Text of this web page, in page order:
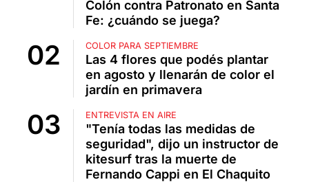
Colón contra Patronato en Santa
Fe: ¿cuándo se juega?
COLOR PARA SEPTIEMBRE
Las 4 flores que podés plantar
en agosto y llenarán de color el
jardín en primavera
ENTREVISTA EN AIRE
"Tenía todas las medidas de
seguridad", dijo un instructor de
kitesurf tras la muerte de
Fernando Cappi en El Chaquito